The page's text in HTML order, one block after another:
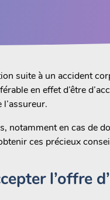
suite à un accident
en effet d’être
notamment en cas de
ces précieux
l’offre